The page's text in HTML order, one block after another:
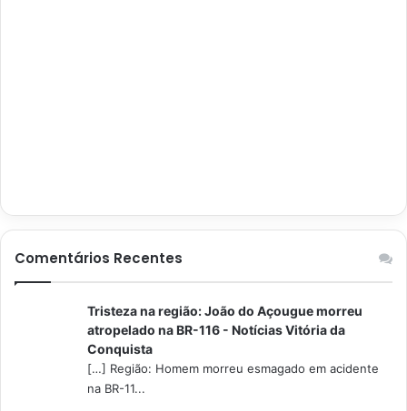
Comentários Recentes
Tristeza na região: João do Açougue morreu
atropelado na BR-116 - Notícias Vitória da
Conquista
[…] Região: Homem morreu esmagado em acidente
na BR-11...